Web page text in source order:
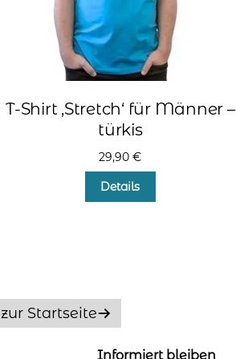
T-Shirt ‚Stretch‘ für Männer –
türkis
29,90€
Details
der
zur Startseite
Informiert bleiben